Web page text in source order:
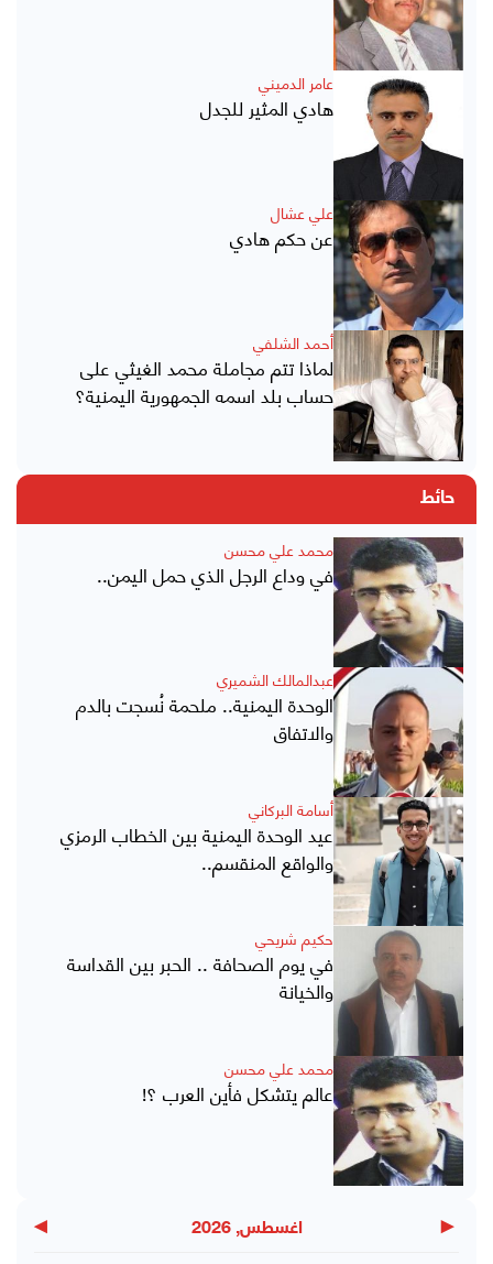
عامر الدميني
هادي المثير للجدل
علي عشال
عن حكم هادي
أحمد الشلفي
لماذا تتم مجاملة محمد الغيثي على
حساب بلد اسمه الجمهورية اليمنية؟
حائط
محمد علي محسن
في وداع الرجل الذي حمل اليمن..
عبدالمالك الشميري
الوحدة اليمنية.. ملحمة نُسجت بالدم
والاتفاق
أسامة البركاني
عيد الوحدة اليمنية بين الخطاب الرمزي
والواقع المنقسم..
حكيم شريحي
في يوم الصحافة .. الحبر بين القداسة
والخيانة
محمد علي محسن
عالم يتشكل فأين العرب ؟!
◀ اغسطس, 2026 ▶